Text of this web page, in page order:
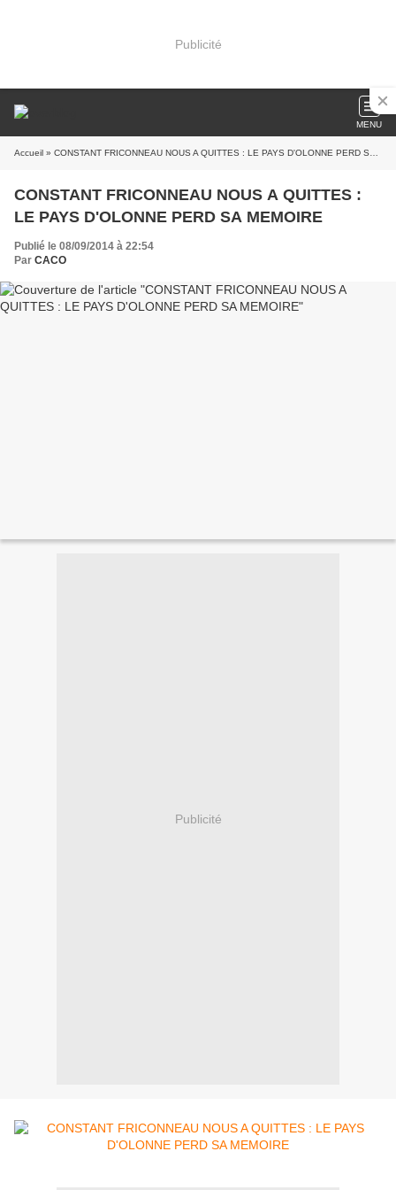
Publicité
MENU
Accueil » CONSTANT FRICONNEAU NOUS A QUITTES : LE PAYS D'OLONNE PERD SA MEMOIRE
CONSTANT FRICONNEAU NOUS A QUITTES :
LE PAYS D'OLONNE PERD SA MEMOIRE
Publié le 08/09/2014 à 22:54
Par CACO
Publicité